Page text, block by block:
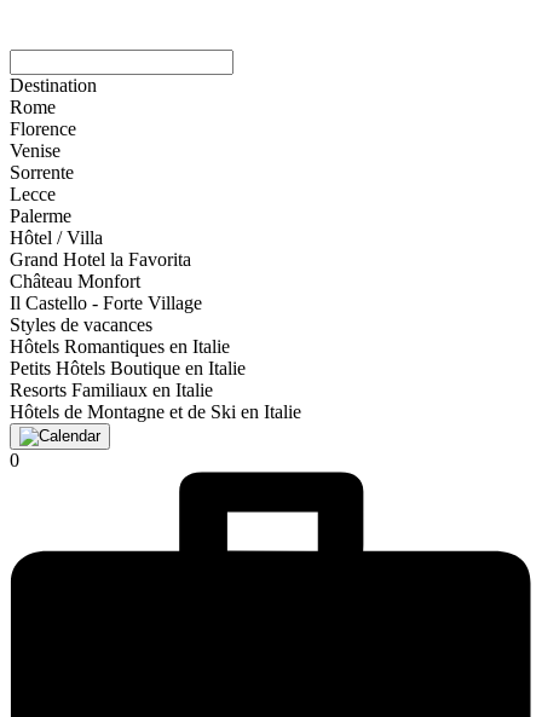
Destination
Rome
Florence
Venise
Sorrente
Lecce
Palerme
Hôtel / Villa
Grand Hotel la Favorita
Château Monfort
Il Castello - Forte Village
Styles de vacances
Hôtels Romantiques en Italie
Petits Hôtels Boutique en Italie
Resorts Familiaux en Italie
Hôtels de Montagne et de Ski en Italie
0